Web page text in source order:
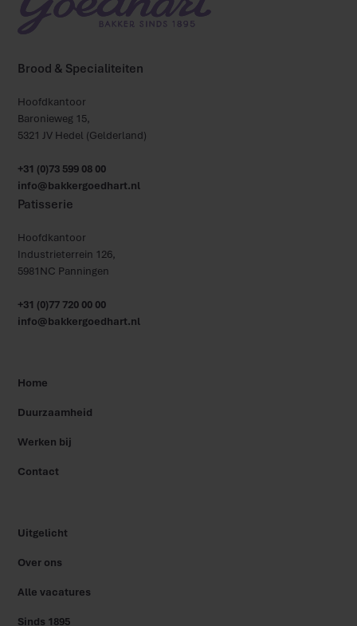
Brood & Specialiteiten
Hoofdkantoor
Baronieweg 15,
5321 JV Hedel (Gelderland)
+31 (0)73 599 08 00
info@bakkergoedhart.nl
Patisserie
Hoofdkantoor
Industrieterrein 126,
5981NC Panningen
+31 (0)77 720 00 00
info@bakkergoedhart.nl
Home
Duurzaamheid
Werken bij
Contact
Uitgelicht
Over ons
Alle vacatures
Sinds 1895